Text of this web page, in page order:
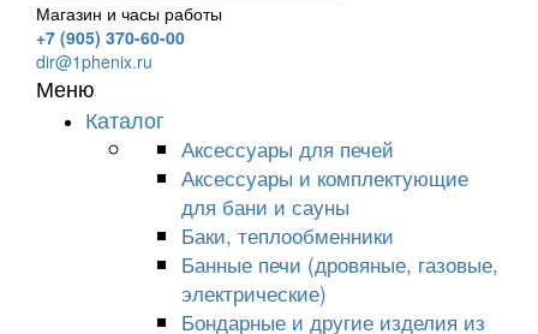
Магазин и часы работы
+7 (905) 370-60-00
dir@1phenix.ru
Меню
Каталог
Аксессуары для печей
Аксессуары и комплектующие
для бани и сауны
Баки, теплообменники
Банные печи (дровяные, газовые,
электрические)
Бондарные и другие изделия из